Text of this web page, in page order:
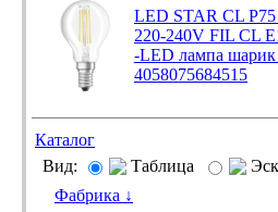
LED STAR CL
220-240V FIL CL
-LED лампа
4058075684515
Каталог
Вид:
Таблица
Фабрика ↓